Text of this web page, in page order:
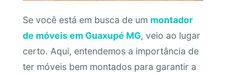
Se você está em busca de um montador
de móveis em Guaxupé MG, veio ao lugar
certo. Aqui, entendemos a importância de
ter móveis bem montados para garantir a